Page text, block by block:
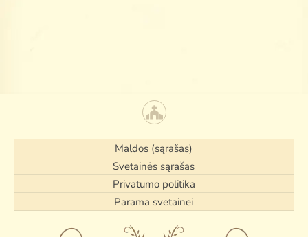
Maldos (sąrašas)
Svetainės sąrašas
Privatumo politika
Parama svetainei